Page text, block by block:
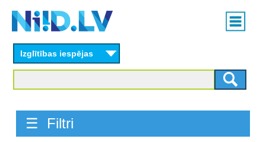
content
Main
menu
Izglītības iespējas
☰ Filtri